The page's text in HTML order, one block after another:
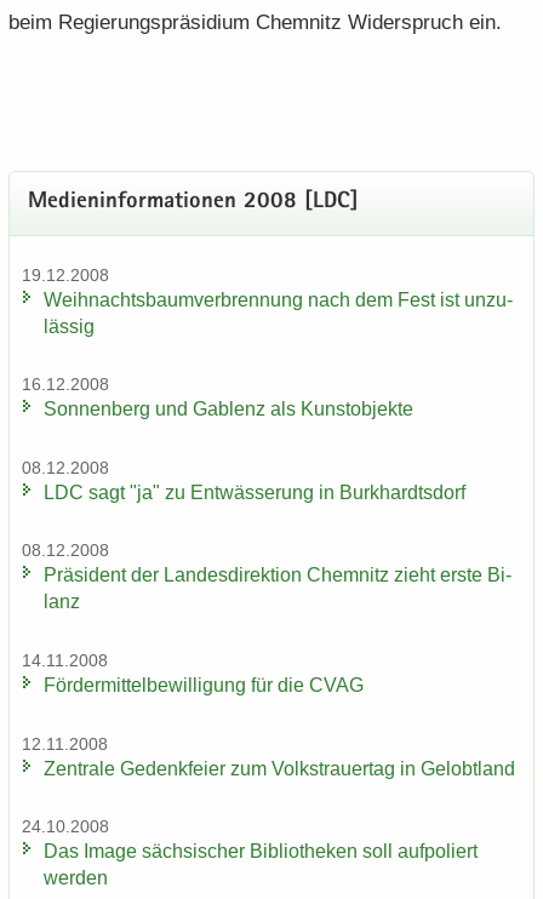
beim Re­gie­rungs­prä­si­di­um Chem­nitz Wi­der­spruch ein.
Me­di­en­in­for­ma­tio­nen 2008 [LDC]
19.12.2008
Weih­nachts­baum­ver­bren­nung nach dem Fest ist un­zu­
läs­sig
16.12.2008
Son­nen­berg und Gab­lenz als Kunst­ob­jek­te
08.12.2008
LDC sagt "ja" zu Ent­wäs­se­rung in Burk­hardts­dorf
08.12.2008
Prä­si­dent der Lan­des­di­rek­ti­on Chem­nitz zieht erste Bi­
lanz
14.11.2008
För­der­mit­tel­be­wil­li­gung für die CVAG
12.11.2008
Zen­tra­le Ge­denk­fei­er zum Volks­trau­er­tag in Ge­lobt­land
24.10.2008
Das Image säch­si­scher Bi­blio­the­ken soll auf­po­liert
wer­den